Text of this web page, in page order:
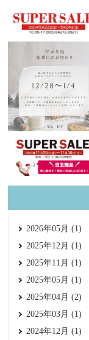
2026年05月 (1)
2025年12月 (1)
2025年11月 (1)
2025年05月 (1)
2025年04月 (2)
2025年03月 (1)
2024年12月 (1)